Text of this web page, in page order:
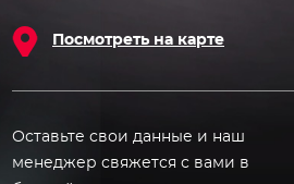
Посмотреть на карте
Оставьте свои данные и наш
менеджер свяжется с вами в